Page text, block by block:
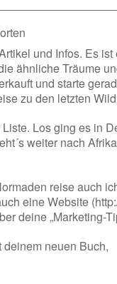
und Infos. Es
ähnliche Träume
und starte
zu den letzten
Los ging es in
weiter nach
reise auch
eine Website (
deine „Marketing-
neuen Buch,